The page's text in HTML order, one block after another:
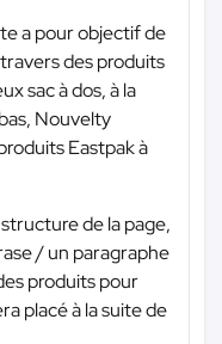
a pour objectif de
des produits
sac à dos, à la
Nouvelty
Eastpak à
de la page,
/ un paragraphe
produits pour
placé à la suite de